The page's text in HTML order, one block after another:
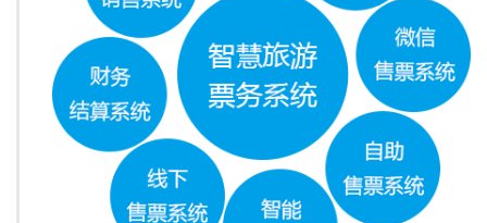
票
慢，
票
务
理
难
问